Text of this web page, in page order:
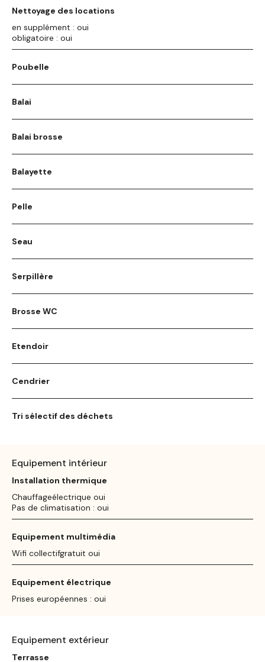
Nettoyage des locations
en supplément : oui
obligatoire : oui
Poubelle
Balai
Balai brosse
Balayette
Pelle
Seau
Serpillère
Brosse WC
Etendoir
Cendrier
Tri sélectif des déchets
Equipement intérieur
Installation thermique
Chauffageélectrique oui
Pas de climatisation : oui
Equipement multimédia
Wifi collectifgratuit oui
Equipement électrique
Prises européennes : oui
Equipement extérieur
Terrasse